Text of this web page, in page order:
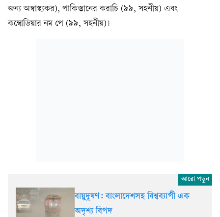
জন্য অস্বাস্থ্যকর), পাকিস্তানের করাচি (৯৯, সহনীয়) এবং
কম্বোডিয়ার নম পে (৯৯, সহনীয়)।
বায়ুদূষণ: বাংলাদেশসহ বিশ্বব্যাপী এক
অদৃশ্য বিপদ